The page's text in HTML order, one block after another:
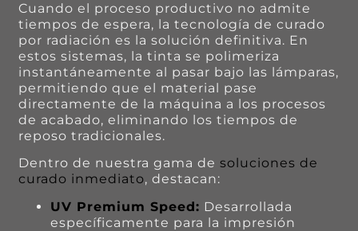
Cuando el proceso productivo no admite
tiempos de espera, la tecnología de curado
por radiación es la solución definitiva. En
estos sistemas, la tinta se polimeriza
instantáneamente al pasar bajo las lámparas,
permitiendo que el material pase
directamente de la máquina a los procesos
de acabado, eliminando los tiempos de
reposo tradicionales.
Dentro de nuestra gama desoluciones de
curado inmediato, destacan:
UV Premium Speed: Desarrollada
específicamente para la impresión